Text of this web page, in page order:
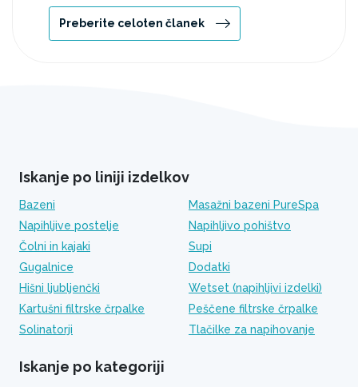
Preberite celoten članek
Iskanje po liniji izdelkov
Bazeni
Masažni bazeni PureSpa
Napihljive postelje
Napihljivo pohištvo
Čolni in kajaki
Supi
Gugalnice
Dodatki
Hišni ljubljenčki
Wetset (napihljivi izdelki)
Kartušni filtrske črpalke
Peščene filtrske črpalke
Solinatorji
Tlačilke za napihovanje
Iskanje po kategoriji